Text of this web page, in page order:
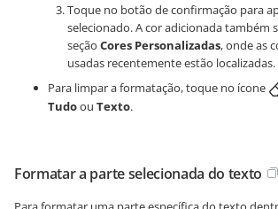
Toque no botão de confirmação para
selecionado. A cor adicionada também
seção Cores Personalizadas, onde as
usadas recentemente estão localizadas.
Para limpar a formatação, toque no ícone
Tudoou Texto.
Formatar a parte selecionada do texto